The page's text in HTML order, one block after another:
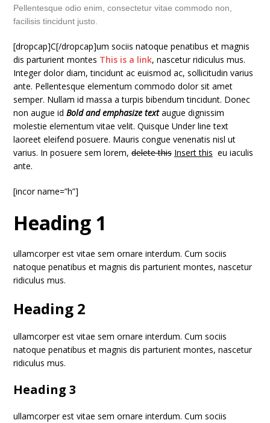
Pellentesque odio enim, consectetur vitae commodo non,
facilisis tincidunt justo.
[dropcap]C[/dropcap]um sociis natoque penatibus et magnis
dis parturient montes This is a link, nascetur ridiculus mus.
Integer dolor diam, tincidunt ac euismod ac, sollicitudin varius
ante. Pellentesque elementum commodo dolor sit amet
semper. Nullam id massa a turpis bibendum tincidunt. Donec
non augue id Bold and emphasize textaugue dignissim
molestie elementum vitae velit. Quisque Under line text
laoreet eleifend posuere. Mauris congue venenatis nisl ut
varius. In posuere sem lorem, delete this Insert this eu iaculis
ante.
[incor name=”h”]
Heading 1
ullamcorper est vitae sem ornare interdum. Cum sociis
natoque penatibus et magnis dis parturient montes, nascetur
ridiculus mus.
Heading 2
ullamcorper est vitae sem ornare interdum. Cum sociis
natoque penatibus et magnis dis parturient montes, nascetur
ridiculus mus.
Heading 3
ullamcorper est vitae sem ornare interdum. Cum sociis